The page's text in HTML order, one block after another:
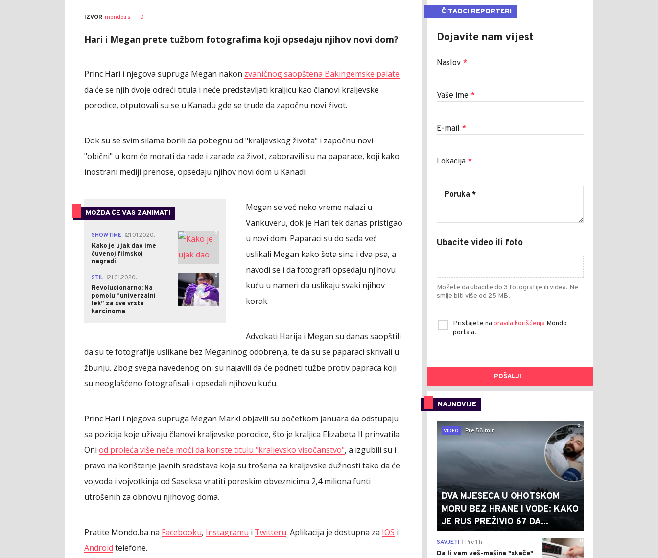
IZVOR mondo.rs 0
Hari i Megan prete tužbom fotografima koji opsedaju njihov novi dom?
Princ Hari i njegova supruga Megan nakon zvaničnog saopštena Bakingemske palate
da će se njih dvoje odreći titula i neće predstavljati kraljicu kao članovi kraljevske
porodice, otputovali su se u Kanadu gde se trude da započnu novi život.
Dok su se svim silama borili da pobegnu od "kraljevskog života" i započnu novi
"obični" u kom će morati da rade i zarade za život, zaboravili su na paparace, koji kako
inostrani mediji prenose, opsedaju njihov novi dom u Kanadi.
MOŽDA ĆE VAS ZANIMATI
SHOWTIME 21.01.2020.
Kako je ujak dao ime
čuvenoj filmskoj
nagradi
0
STIL 21.01.2020.
Revolucionarno: Na
pomolu “univerzalni
lek” za sve vrste
karcinoma
0
Megan se već neko vreme nalazi u
Vankuveru, dok je Hari tek danas pristigao
u novi dom. Paparaci su do sada već
uslikali Megan kako šeta sina i dva psa, a
navodi se i da fotografi opsedaju njihovu
kuću u nameri da uslikaju svaki njihov
korak.
Advokati Harija i Megan su danas saopštili
da su te fotografije uslikane bez Meganinog odobrenja, te da su se paparaci skrivali u
žbunju. Zbog svega navedenog oni su najavili da će podneti tužbe protiv papraca koji
su neoglašćeno fotografisali i opsedali njihovu kuću.
Princ Hari i njegova supruga Megan Markl objavili su početkom januara da odstupaju
sa pozicija koje uživaju članovi kraljevske porodice, što je kraljica Elizabeta II prihvatila.
Oni od proleća više neće moći da koriste titulu "kraljevsko visočanstvo", a izgubili su i
pravo na korištenje javnih sredstava koja su trošena za kraljevske dužnosti tako da će
vojvoda i vojvotkinja od Saseksa vratiti poreskim obveznicima 2,4 miliona funti
utrošenih za obnovu njihovog doma.
Pratite Mondo.ba na Facebooku, Instagramu i Twitteru. Aplikacija je dostupna za IOS i
Android telefone.
ČITAOCI REPORTERI
Dojavite nam vijest
Naslov *
Vaše ime *
E-mail *
Lokacija *
Ubacite video ili foto
Možete da ubacite do 3 fotografije ili videa. Ne
smije biti više od 25 MB.
Pristajete na pravila korišćenja Mondo
portala.
POŠALJI
NAJNOVIJE
0
VIDEO
Pre 58 min
DVA MJESECA U OHOTSKOM
MORU BEZ HRANE I VODE: KAKO
JE RUS PREŽIVIO 67 DA...
0
SAVJETI Pre 1 h
Da li vam veš-mašina "skače"